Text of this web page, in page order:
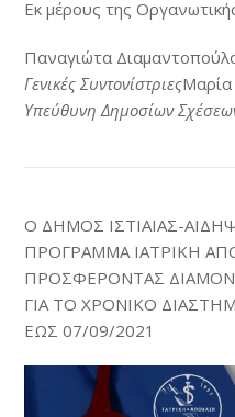
Εκ μέρους της
Παναγιώτα
Γενικές Συντονίστριες
Υπεύθυνη Δημοσίων
Ο ΔΗΜΟΣ ΙΣΤΙΑΙΑΣ-
ΠΡΟΓΡΑΜΜΑ ΙΑΤΡΙΚΗ
ΠΡΟΣΦΕΡΟΝΤΑΣ
ΓΙΑ ΤΟ ΧΡΟΝΙΚΟ
ΕΩΣ 07/09/2021